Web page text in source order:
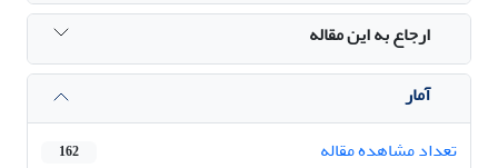
ارجاع به این مقاله
آمار
تعداد مشاهده مقاله
162